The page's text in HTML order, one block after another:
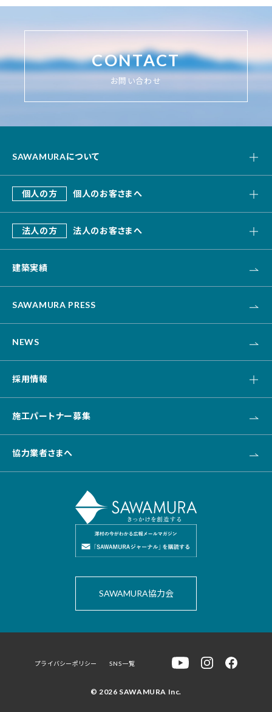
CONTACT
お問い合わせ
SAWAMURAについて
私たちの強み
会社概要
個人の方 個人のお客さまへ
SAWAMURA建築設計
リフォーム・リノベーション
不動産
法人の方 法人のお客さまへ
デザインビルド
オフィス・事務所
改修・リニューアル
建築実績
SAWAMURA PRESS
NEWS
採用情報
キャリア採用
新卒採用
施工パートナー募集
協力業者さまへ
SAWAMURA協力会
© 2026 SAWAMURA Inc.
プライバシーポリシー SNS一覧